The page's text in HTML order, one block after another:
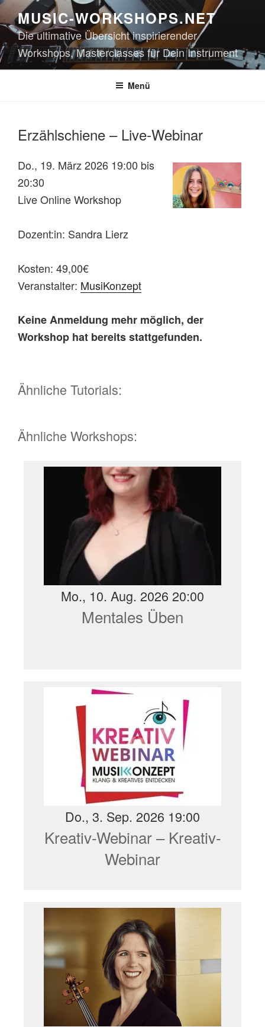
Zum
Inhalt
springen
MUSIC-WORKSHOPS.NET
Die ultimative Übersicht inspirierender
Workshops, Masterclasses für Dein Instrument
Menü
Erzählschiene – Live-Webinar
Do., 19. März 2026 19:00 bis
20:30
Live Online Workshop
Dozent:in: Sandra Lierz
Kosten: 49,00€
Veranstalter: MusiKonzept
Keine Anmeldung mehr möglich, der
Workshop hat bereits stattgefunden.
Ähnliche Tutorials:
Ähnliche Workshops:
Mo., 10. Aug. 2026 20:00
Mentales Üben
Do., 3. Sep. 2026 19:00
Kreativ-Webinar – Kreativ-
Webinar